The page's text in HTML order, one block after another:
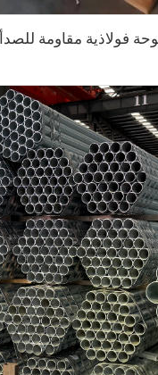
فولاذية مقاومة للصدأ